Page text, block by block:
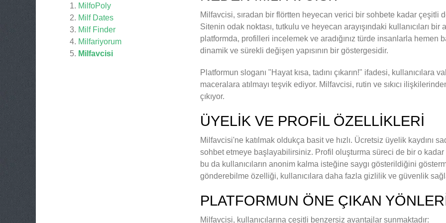
MilfoPoly
Milf Dates
Milf Finder
Milfariyorum
Milfavcisi
Milfavcisi, sıradan bir flörtten heyecan verici bir sohbete kadar çeşitli
Sitenin odak noktası, tutkulu ve heyecan arayışındaki kullanıcıları
platformda, profilleri incelemek ve aradığınız türde insanlarla hemen
dinamik ve sürekli değişen yapısının bir göstergesidir.
Platformun sloganı "Hayat kısa, tadını çıkarın!" ifadesi,
maceralara atılmayı teşvik ediyor. Milfavcisi, rutin ve sıkıcı
çıkıyor.
ÜYELIK VE PROFIL ÖZELLIKLERI
Milfavcisi'ne katılmak oldukça basit ve hızlı. Ücretsiz üyelik kaydını
sohbet etmeye başlayabilirsiniz. Profil oluşturma süreci de bir o
bu da kullanıcıların anonim kalma isteğine saygı gösterildiğini
gönderebilme özelliği, kullanıcılara daha fazla gizlilik ve güvenlik
PLATFORMUN ÖNE ÇIKAN
Milfavcisi, kullanıcılarına çeşitli benzersiz avantajlar sunmaktadır: